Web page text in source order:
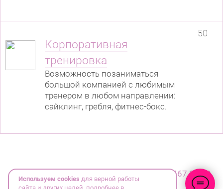
Корпоративная
тренировка
Возможность позаниматься
большой компанией с любимым
тренером в любом направлении:
сайклинг, гребля, фитнес-бокс.
50
© ИП Рудаков Олег Борисович
+7 (812) 467 34 30
Используем cookies для верной работы